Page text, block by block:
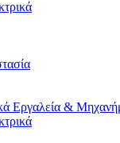
Εργαλεία &